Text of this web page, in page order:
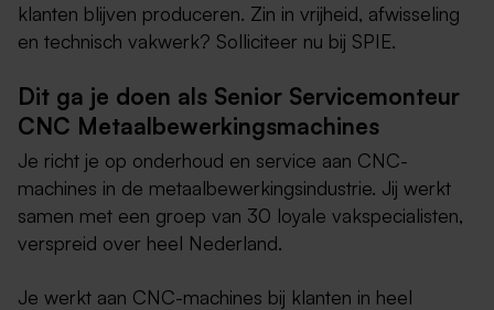
klanten blijven produceren. Zin in vrijheid, afwisseling
en technisch vakwerk? Solliciteer nu bij SPIE.
Dit ga je doen als Senior Servicemonteur
CNC Metaalbewerkingsmachines
Je richt je op onderhoud en service aan CNC-
machines in de metaalbewerkingsindustrie. Jij werkt
samen met een groep van 30 loyale vakspecialisten,
verspreid over heel Nederland.
Je werkt aan CNC-machines bij klanten in heel